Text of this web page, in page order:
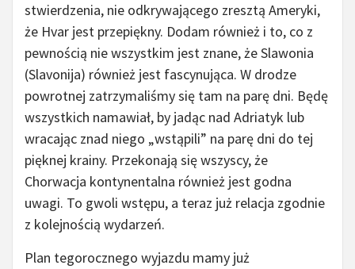
stwierdzenia, nie odkrywającego zresztą Ameryki,
że Hvar jest przepiękny. Dodam również i to, co z
pewnością nie wszystkim jest znane, że Slawonia
(Slavonija) również jest fascynująca. W drodze
powrotnej zatrzymaliśmy się tam na parę dni. Będę
wszystkich namawiał, by jadąc nad Adriatyk lub
wracając znad niego „wstąpili” na parę dni do tej
pięknej krainy. Przekonają się wszyscy, że
Chorwacja kontynentalna również jest godna
uwagi. To gwoli wstępu, a teraz już relacja zgodnie
z kolejnością wydarzeń.
Plan tegorocznego wyjazdu mamy już